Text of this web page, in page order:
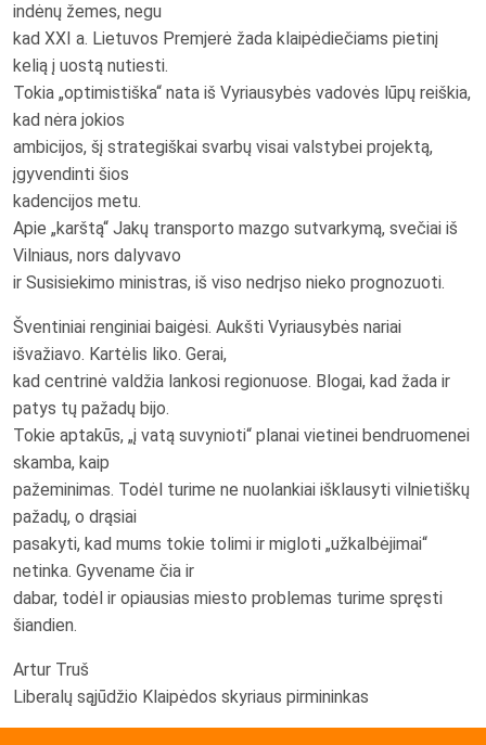
indėnų žemes, negu
kad XXI a. Lietuvos Premjerė žada klaipėdiečiams pietinį
kelią į uostą nutiesti.
Tokia „optimistiška“ nata iš Vyriausybės vadovės lūpų reiškia,
kad nėra jokios
ambicijos, šį strategiškai svarbų visai valstybei projektą,
įgyvendinti šios
kadencijos metu.
Apie „karštą“ Jakų transporto mazgo sutvarkymą, svečiai iš
Vilniaus, nors dalyvavo
ir Susisiekimo ministras, iš viso nedrįso nieko prognozuoti.
Šventiniai renginiai baigėsi. Aukšti Vyriausybės nariai
išvažiavo. Kartėlis liko. Gerai,
kad centrinė valdžia lankosi regionuose. Blogai, kad žada ir
patys tų pažadų bijo.
Tokie aptakūs, „į vatą suvynioti“ planai vietinei bendruomenei
skamba, kaip
pažeminimas. Todėl turime ne nuolankiai išklausyti vilnietiškų
pažadų, o drąsiai
pasakyti, kad mums tokie tolimi ir migloti „užkalbėjimai“
netinka. Gyvename čia ir
dabar, todėl ir opiausias miesto problemas turime spręsti
šiandien.
Artur Truš
Liberalų sąjūdžio Klaipėdos skyriaus pirmininkas